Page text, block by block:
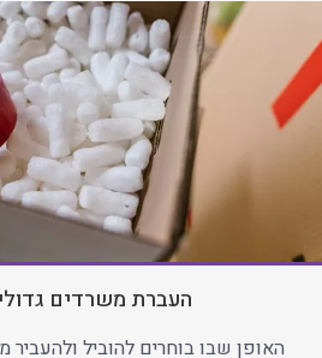
העברת משרדים
האופן שבו בוחרים להוביל